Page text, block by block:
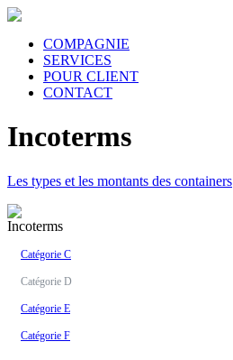
COMPAGNIE
SERVICES
POUR CLIENT
CONTACT
Incoterms
Les types et les montants des containers
Incoterms
Catégorie C
Catégorie D
Catégorie E
Catégorie F